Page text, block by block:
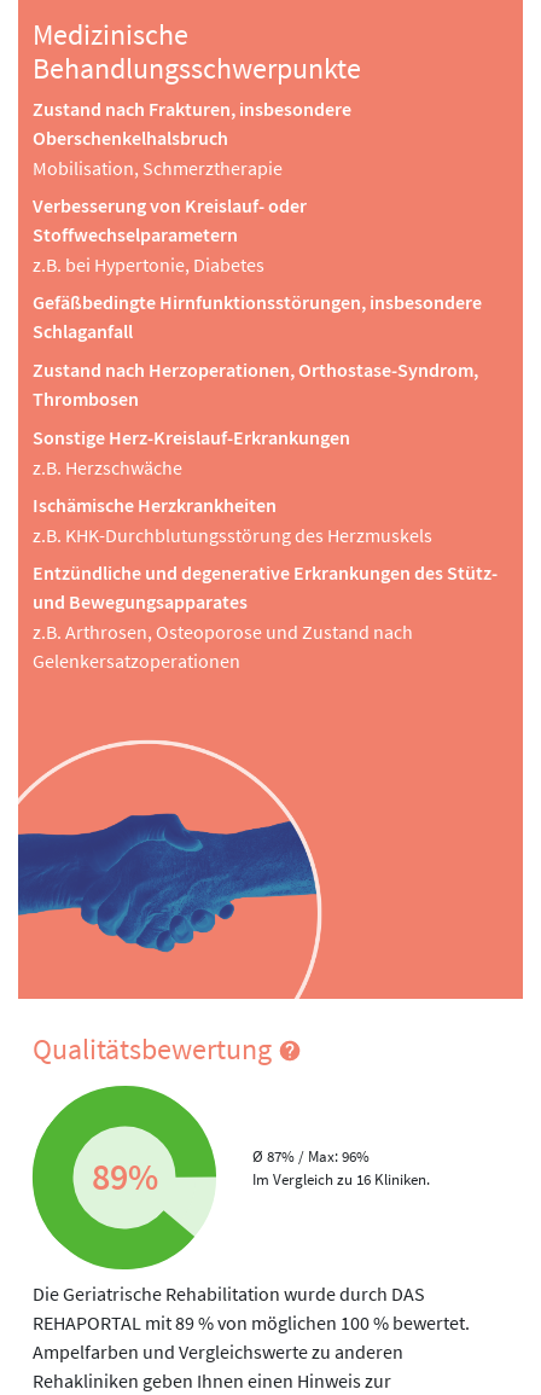
Medizinische
Behandlungsschwerpunkte
Zustand nach Frakturen, insbesondere
Oberschenkelhalsbruch
Mobilisation, Schmerztherapie
Verbesserung von Kreislauf- oder
Stoffwechselparametern
z.B. bei Hypertonie, Diabetes
Gefäßbedingte Hirnfunktionsstörungen, insbesondere
Schlaganfall
Zustand nach Herzoperationen, Orthostase-Syndrom,
Thrombosen
Sonstige Herz-Kreislauf-Erkrankungen
z.B. Herzschwäche
Ischämische Herzkrankheiten
z.B. KHK-Durchblutungsstörung des Herzmuskels
Entzündliche und degenerative Erkrankungen des Stütz-
und Bewegungsapparates
z.B. Arthrosen, Osteoporose und Zustand nach
Gelenkersatzoperationen
Qualitätsbewertung
89%
Ø 87% / Max: 96%
Im Vergleich zu 16 Kliniken.
Die Geriatrische Rehabilitation wurde durch DAS
REHAPORTAL mit 89 % von möglichen 100 % bewertet.
Ampelfarben und Vergleichswerte zu anderen
Rehakliniken geben Ihnen einen Hinweis zur